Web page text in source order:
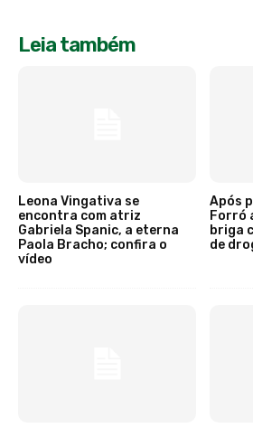
Leia também
Leona Vingativa se
encontra com atriz
Gabriela Spanic, a eterna
Paola Bracho; confira o
vídeo
Após
Forró
briga
de